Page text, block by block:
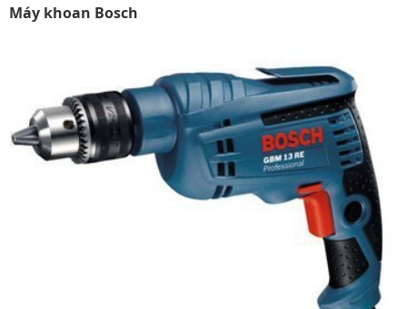
Máy khoan Bosch